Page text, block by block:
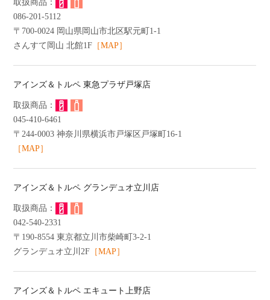
086-201-5112
〒700-0024 岡山県岡山市北区駅元町1-1
さんすて岡山 北館1F ［MAP］
アインズ＆トルペ 東急プラザ戸塚店
045-410-6461
〒244-0003 神奈川県横浜市戸塚区戸塚町16-1
［MAP］
アインズ＆トルペ グランデュオ立川店
042-540-2331
〒190-8554 東京都立川市柴崎町3-2-1
グランデュオ立川2F ［MAP］
アインズ＆トルペ エキュート上野店